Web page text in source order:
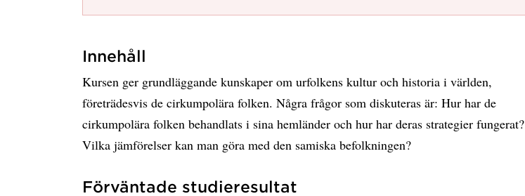
Innehåll
Kursen ger grundläggande kunskaper om urfolkens kultur och historia i världen,
företrädesvis de cirkumpolära folken. Några frågor som diskuteras är: Hur har de
cirkumpolära folken behandlats i sina hemländer och hur har deras strategier fungerat?
Vilka jämförelser kan man göra med den samiska befolkningen?
Förväntade studieresultat